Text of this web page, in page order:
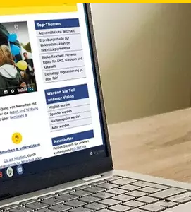
Formaten an
bestellen bzw. herunterladen